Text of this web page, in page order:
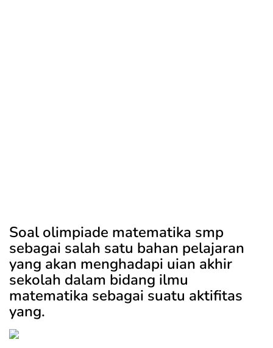
Soal olimpiade matematika smp
sebagai salah satu bahan pelajaran
yang akan menghadapi uian akhir
sekolah dalam bidang ilmu
matematika sebagai suatu aktifitas
yang.